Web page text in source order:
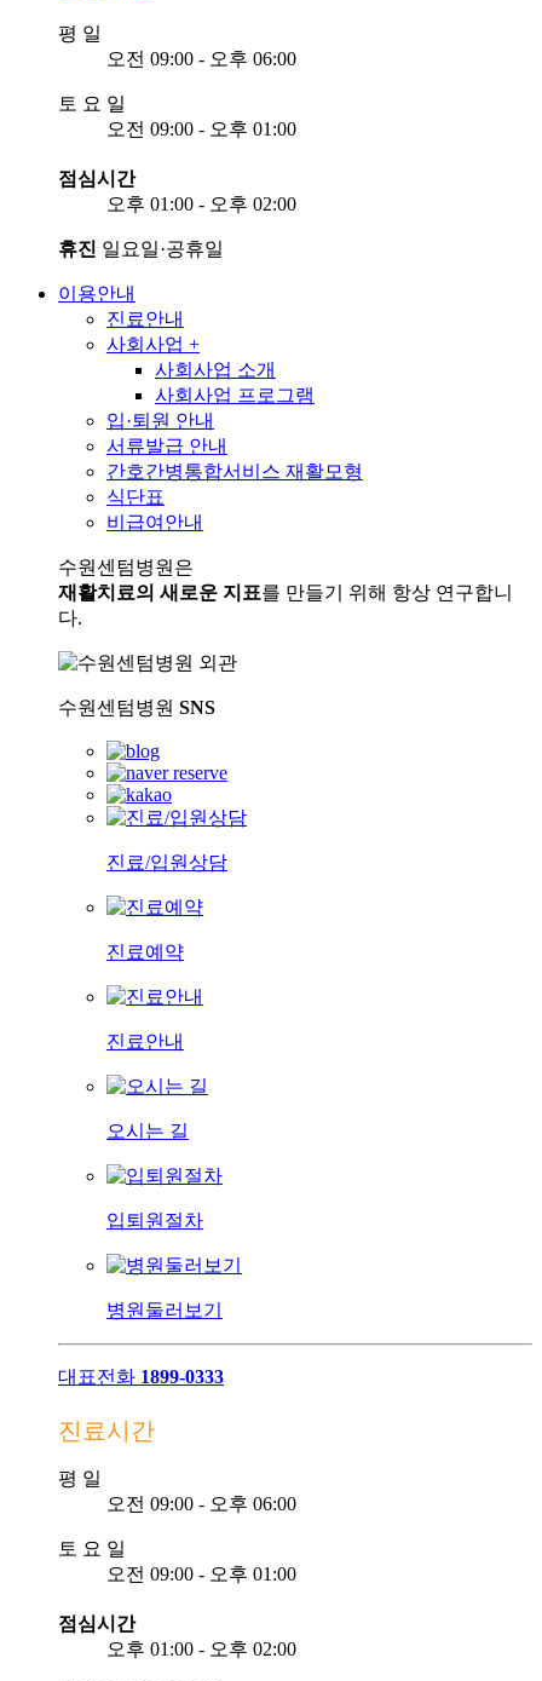
평 일
오전 09:00 - 오후 06:00
토 요 일
오전 09:00 - 오후 01:00
점심시간
오후 01:00 - 오후 02:00
휴진 일요일·공휴일
이용안내
진료안내
사회사업 +
사회사업 소개
사회사업 프로그램
입·퇴원 안내
서류발급 안내
간호간병통합서비스 재활모형
식단표
비급여안내
수원센텀병원은
재활치료의 새로운 지표를 만들기 위해 항상 연구합니
다.
수원센텀병원 SNS
진료/입원상담
진료예약
진료안내
오시는 길
입퇴원절차
병원둘러보기
대표전화 1899-0333
진료시간
평 일
오전 09:00 - 오후 06:00
토 요 일
오전 09:00 - 오후 01:00
점심시간
오후 01:00 - 오후 02:00